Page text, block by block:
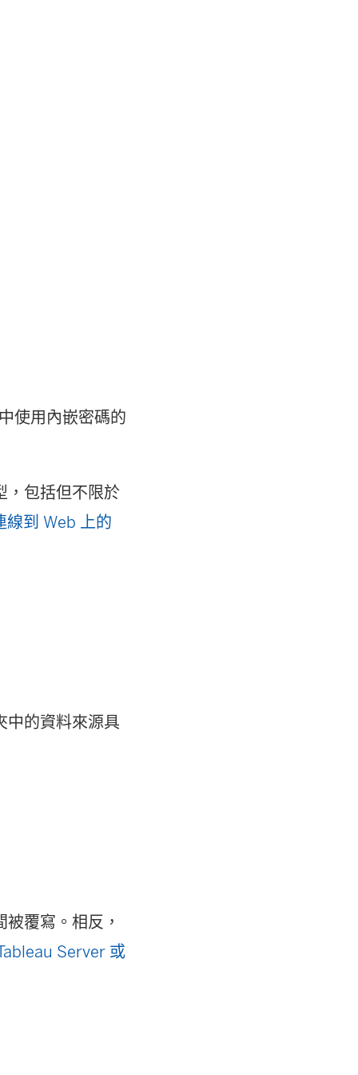
中使用內嵌密碼的
，包括但不限於
線到 Web 上的
中的資料來源具
覆寫。相反，
Server 或